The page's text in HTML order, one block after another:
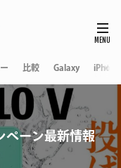
比較 Galaxy iPhone
ペーン最新情報